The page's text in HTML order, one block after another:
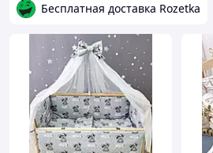
Бесплатная доставка Rozetka